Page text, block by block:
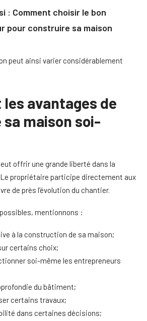
: Comment choisir le bon
pour construire sa maison
peut ainsi varier considérablement
les avantages de
maison soi-
offrir une grande liberté dans la
propriétaire participe directement aux
de près l’évolution du chantier.
mentionnons :
à la construction de sa maison;
certains choix;
soi-même les entrepreneurs
du bâtiment;
certains travaux;
dans certaines décisions;